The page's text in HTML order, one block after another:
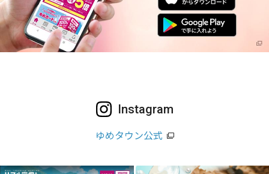
Instagram
ゆめタウン公式